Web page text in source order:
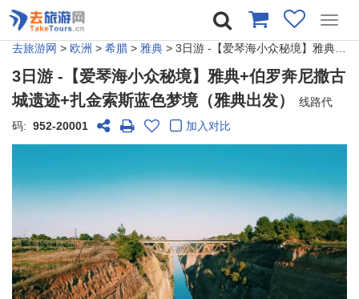
去旅游网 > 欧洲 > 希腊 > 雅典 > 3日游 -【爱琴海小众秘境】雅典+伯罗奔尼撒古城遗迹+扎金索斯蓝色梦境（雅典出发）
3日游 -【爱琴海小众秘境】雅典+伯罗奔尼撒古
城遗迹+扎金索斯蓝色梦境（雅典出发）
线路代
码: 952-20001 加入对比